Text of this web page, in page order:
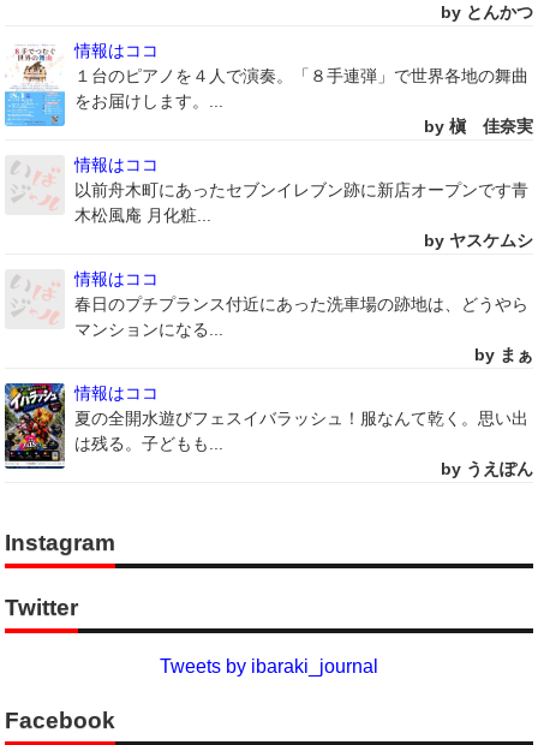
by とんかつ
情報はココ
１台のピアノを４人で演奏。「８手連弾」で世界各地の舞曲
をお届けします。...
by 槇 佳奈実
情報はココ
以前舟木町にあったセブンイレブン跡に新店オープンです青
木松風庵 月化粧...
by ヤスケムシ
情報はココ
春日のプチプランス付近にあった洗車場の跡地は、どうやら
マンションになる...
by まぁ
情報はココ
夏の全開水遊びフェスイバラッシュ！服なんて乾く。思い出
は残る。子どもも...
by うえぽん
Instagram
Twitter
Tweets by ibaraki_journal
Facebook